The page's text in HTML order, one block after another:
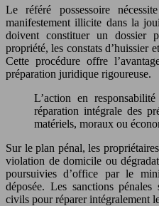
Le référé possessoire
manifestement illicite dans la
doivent constituer un dossier
propriété, les constats d’huissier
Cette procédure offre
préparation juridique rigoureuse.
L’action en
réparation intégrale des
matériels, moraux ou
Sur le plan pénal, les
violation de domicile ou
poursuivies d’office par le
déposée. Les sanctions pénales
civils pour réparer intégralement